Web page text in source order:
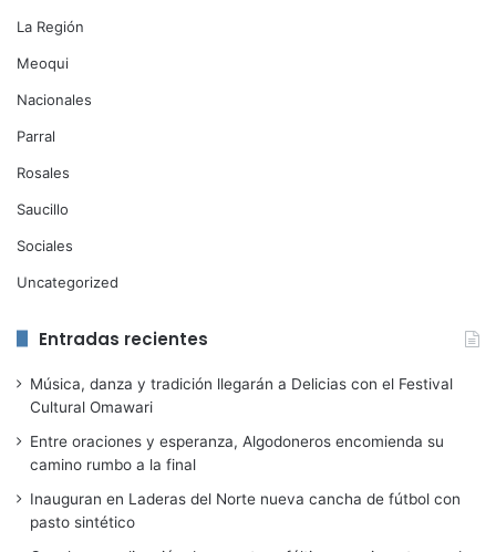
La Región
Meoqui
Nacionales
Parral
Rosales
Saucillo
Sociales
Uncategorized
Entradas recientes
Música, danza y tradición llegarán a Delicias con el Festival
Cultural Omawari
Entre oraciones y esperanza, Algodoneros encomienda su
camino rumbo a la final
Inauguran en Laderas del Norte nueva cancha de fútbol con
pasto sintético